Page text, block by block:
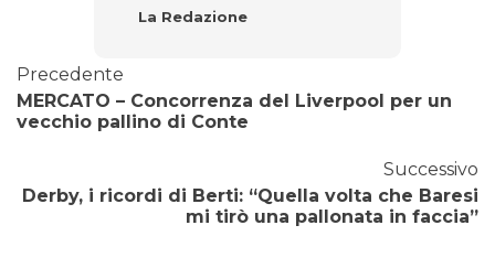
La Redazione
Precedente
MERCATO – Concorrenza del Liverpool per un
vecchio pallino di Conte
Successivo
Derby, i ricordi di Berti: “Quella volta che Baresi
mi tirò una pallonata in faccia”